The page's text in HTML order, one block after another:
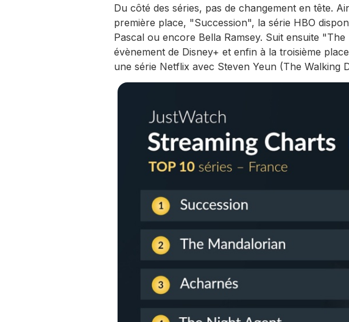
Du côté des séries, pas de changement en tête.
première place, "Succession", la série HBO
Pascal ou encore Bella Ramsey. Suit ensuite
évènement de Disney+ et enfin à la troisième
une série Netflix avec Steven Yeun (The Walking